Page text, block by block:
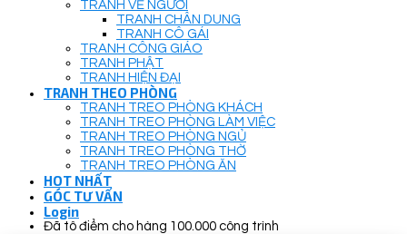
TRANH VẼ NGƯỜI
TRANH CHÂN DUNG
TRANH CÔ GÁI
TRANH CÔNG GIÁO
TRANH PHẬT
TRANH HIỆN ĐẠI
TRANH THEO PHÒNG
TRANH TREO PHÒNG KHÁCH
TRANH TREO PHÒNG LÀM VIỆC
TRANH TREO PHÒNG NGỦ
TRANH TREO PHÒNG THỜ
TRANH TREO PHÒNG ĂN
HOT NHẤT
GÓC TƯ VẤN
Login
Đã tô điểm cho hàng 100.000 công trình